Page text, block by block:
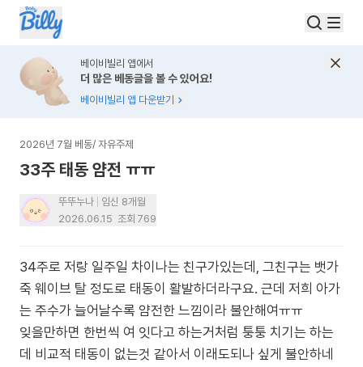
베이비빌리 앱에서
더 많은 베동글을 볼 수 있어요!
베이비빌리 앱 다운받기
2026년 7월 베동/ 자유주제
33주 태동 얌전 ㅠㅠ
뚜뚜누나
임신 8개월
2026.06.15 조회 769
34주로 저랑 일주일 차이나는 친구가있는데, 그친구는 뱃가
죽 웨이브 탈 정도로 태동이 활발하더라구요. 근데 저희 아가
는 주수가 늘어날수록 얌전한 느낌이라 불안해여ㅠㅠ
잊을만하면 한번씩 여 잇다고 하는거처럼 퉁퉁 치기는 하는
데 비교적 태동이 없는것 같아서 이래도되나 싶게 불안하네